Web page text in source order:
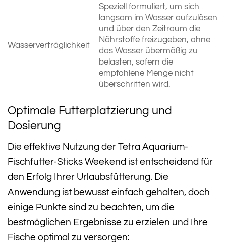
Wasserverträglichkeit
Speziell formuliert, um sich
langsam im Wasser aufzulösen
und über den Zeitraum die
Nährstoffe freizugeben, ohne
das Wasser übermäßig zu
belasten, sofern die
empfohlene Menge nicht
überschritten wird.
Optimale Futterplatzierung und
Dosierung
Die effektive Nutzung der Tetra Aquarium-
Fischfutter-Sticks Weekend ist entscheidend für
den Erfolg Ihrer Urlaubsfütterung. Die
Anwendung ist bewusst einfach gehalten, doch
einige Punkte sind zu beachten, um die
bestmöglichen Ergebnisse zu erzielen und Ihre
Fische optimal zu versorgen: